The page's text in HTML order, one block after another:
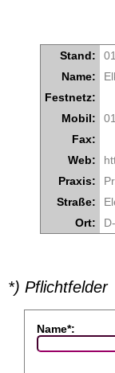
Stand:
Name:
Festnetz:
Mobil:
Fax:
Web:
Praxis:
Straße:
Ort:
*) Pflichtfelder
Name*: